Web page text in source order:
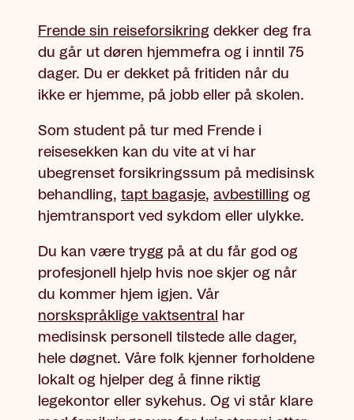
Frende sin reiseforsikring dekker deg fra
du går ut døren hjemmefra og i inntil 75
dager. Du er dekket på fritiden når du
ikke er hjemme, på jobb eller på skolen.
Som student på tur med Frende i
reisesekken kan du vite at vi har
ubegrenset forsikringssum på medisinsk
behandling, tapt bagasje, avbestilling og
hjemtransport ved sykdom eller ulykke.
Du kan være trygg på at du får god og
profesjonell hjelp hvis noe skjer og når
du kommer hjem igjen. Vår
norskspråklige vaktsentral
har
medisinsk personell tilstede alle dager,
hele døgnet. Våre folk kjenner forholdene
lokalt og hjelper deg å finne riktig
legekontor eller sykehus. Og vi står klare